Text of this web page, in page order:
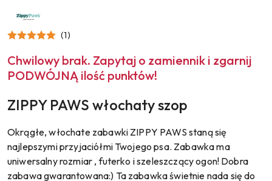
NAZWA
PRODUCENTA:
ZIPPY
PAWS (1)
Chwilowy brak. Zapytaj o zamiennik i zgarnij
PODWÓJNĄ ilość punktów!
ZIPPY PAWS włochaty szop
Okrągłe, włochate zabawki ZIPPY PAWS staną się
najlepszymi przyjaciółmi Twojego psa. Zabawka ma
uniwersalny rozmiar , futerko i szeleszczący ogon! Dobra
zabawa gwarantowana:) Ta zabawka świetnie nada się do